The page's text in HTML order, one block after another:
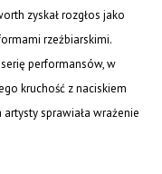
zyskał rozgłos jako
rzeźbiarskimi.
performansów, w
kruchość z naciskiem
sprawiała wrażenie